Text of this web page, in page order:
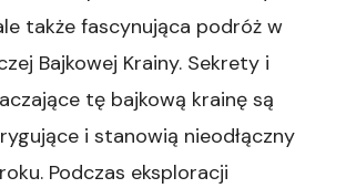
także fascynująca podróż w
Bajkowej Krainy. Sekrety i
tę bajkową krainę są
i stanowią nieodłączny
Podczas eksploracji